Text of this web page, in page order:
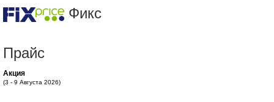
Фикс
Прайс
Акция
(3 - 9 Августа 2026)